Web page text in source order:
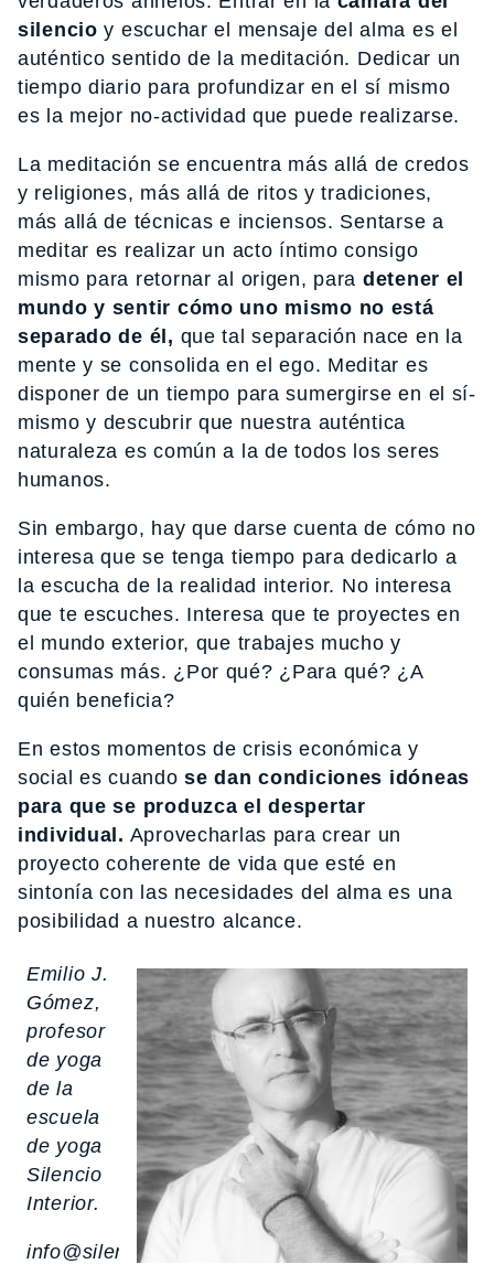
silencio y escuchar el mensaje del alma es el
auténtico sentido de la meditación. Dedicar un
tiempo diario para profundizar en el sí mismo
es la mejor no-actividad que puede realizarse.
La meditación se encuentra más allá de credos
y religiones, más allá de ritos y tradiciones,
más allá de técnicas e inciensos. Sentarse a
meditar es realizar un acto íntimo consigo
mismo para retornar al origen, para detener el
mundo y sentir cómo uno mismo no está
separado de él, que tal separación nace en la
mente y se consolida en el ego. Meditar es
disponer de un tiempo para sumergirse en el sí-
mismo y descubrir que nuestra auténtica
naturaleza es común a la de todos los seres
humanos.
Sin embargo, hay que darse cuenta de cómo no
interesa que se tenga tiempo para dedicarlo a
la escucha de la realidad interior. No interesa
que te escuches. Interesa que te proyectes en
el mundo exterior, que trabajes mucho y
consumas más. ¿Por qué? ¿Para qué? ¿A
quién beneficia?
En estos momentos de crisis económica y
social es cuandose dan condiciones idóneas
para que se produzca el despertar
individual. Aprovecharlas para crear un
proyecto coherente de vida que esté en
sintonía con las necesidades del alma es una
posibilidad a nuestro alcance.
Emilio J.
Gómez,
profesor
de yoga
de la
escuela
de yoga
Silencio
Interior.
info@silenciointerior.net